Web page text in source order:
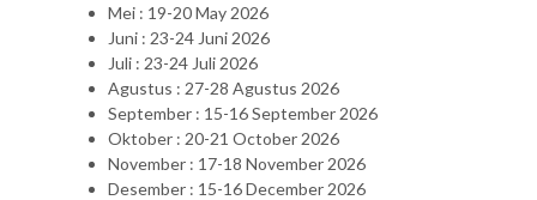
Mei : 19-20 May 2026
Juni : 23-24 Juni 2026
Juli : 23-24 Juli 2026
Agustus : 27-28 Agustus 2026
September : 15-16 September 2026
Oktober : 20-21 October 2026
November : 17-18 November 2026
Desember : 15-16 December 2026